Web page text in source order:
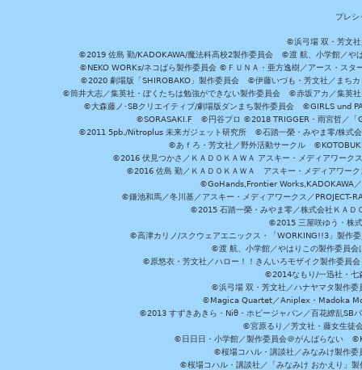
プレシ
©浜弓場 双・芳文社
©2019 佐島 勤/KADOKAWA/魔法科高校2製作委員会 ©渡 航、小学館／や
©NEKO WORKs/ネコぱら製作委員会 ©ＦＵＮＡ・亜方逸樹／アース・ス
©2020 劇場版「SHIROBAKO」製作委員会 ©伊藤いづも・芳文社／まち
©筒井大志／集英社・ぼくたちは勉強ができない製作委員会 ©赤坂アカ／集英
©大森藤ノ･SBクリエイティブ/劇場版ダンまち製作委員会 ©GIRLS und
©SORASAKI.F ©円谷プロ ©2018 TRIGGER・雨宮哲／
©2011 5pb./Nitroplus 未来ガジェット研究所 ©石踏一榮・みやま零/株式
©あｆろ・芳文社／野外活動サークル
©2016 伏見つかさ／ＫＡＤＯＫＡＷＡ アスキー・メディアワー
©2016 佐島 勤／ＫＡＤＯＫＡＷＡ アスキー・メディアワ
©GoHands,Frontier Works,KADOKAWA
©鎌池和馬／冬川基／アスキー・メディアワークス／
©2015 石踏一榮・みやま零／株式会社ＫＡＤ
©2015 三屋咲ゆう・株
©高津カリノ/スクウェアエニックス・「WORKING!!3」製作
©渡 航、小学館／やはりこの製作委員
©原悠衣・芳文社／ハロー！！きんいろモザイク製作委員
©2014なもり/一迅社・
©浜弓場 双・芳文社／ハナヤマタ製作
©Magica Quartet／Aniplex・Madoka
©2013 すずきあきら・Niθ・ホビージャパン／百花繚乱
©宮原るり／芳文社・藤女生徒
©日日日・小学館／製作委員会＠がんばらない
©桜場コハル・講談社／みなみけ製作
©桜場コハル・講談社／「みなみけ おかえり」